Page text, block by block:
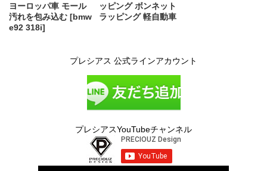
ヨーロッパ車 モール
汚れを包み込む [bmw
e92 318i]
ッピング ボンネット
ラッピング 軽自動車
プレシアス 公式ラインアカウント
プレシアスYouTubeチャンネル